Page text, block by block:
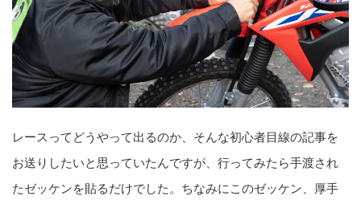
レースってどうやって出るのか、そんな初心者目線の記事を
お送りしたいと思っていたんですが、行ってみたら手渡され
たゼッケンを貼るだけでした。ちなみにこのゼッケン、厚手